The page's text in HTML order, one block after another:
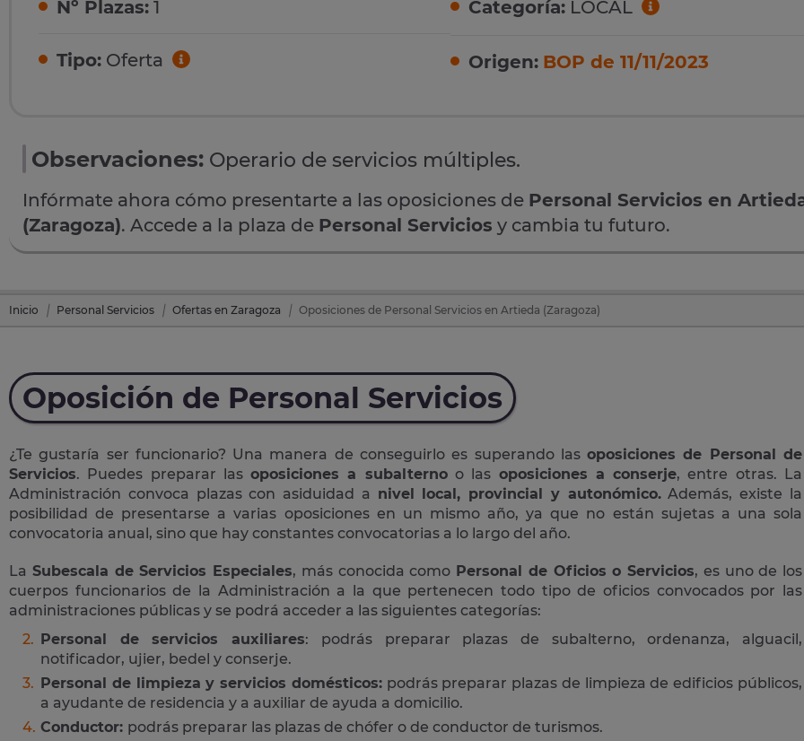
Nº Plazas: 1
Tipo: Oferta
Categoría: LOCAL
Origen: BOP de 11/11/2023
Observaciones: Operario de servicios múltiples.
Infórmate ahora cómo presentarte a las oposiciones de Personal Servicios en
(Zaragoza). Accede a la plaza de Personal Servicios y cambia tu futuro.
Inicio Personal Servicios Ofertas en Zaragoza Oposiciones de Personal Servicios en Artieda (Zaragoza)
Oposición de Personal Servicios
¿Te gustaría ser funcionario? Una manera de conseguirlo es superando lasoposiciones de Personal de
Servicios. Puedes preparar lasoposiciones a subalternoo las oposiciones a conserje, entre otras. La
Administración convoca plazas con asiduidad a nivel local, provincial y autonómico.Además, existe la
posibilidad de presentarse a varias oposiciones en un mismo año, ya que no están sujetas a una sola
convocatoria anual, sino que hay constantes convocatorias a lo largo del año.
La Subescala de Servicios Especiales, más conocida como Personal de Oficios o Servicios, es uno de los
cuerpos funcionarios de la Administración a la que pertenecen todo tipo de oficios convocados por las
administraciones públicas y se podrá acceder a las siguientes categorías:
Personal de servicios auxiliares: podrás preparar plazas de subalterno, ordenanza, alguacil,
notificador, ujier, bedel y conserje.
Personal de limpieza y servicios domésticos:podrás preparar plazas de limpieza de edificios públicos,
a ayudante de residencia y a auxiliar de ayuda a domicilio.
Conductor: podrás preparar las plazas de chófer o de conductor de turismos.